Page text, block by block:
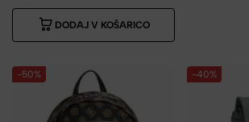
DODAJ V KOŠARICO
-50% -40%